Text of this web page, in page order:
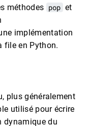
méthodes pop et
implémentation
file en Python.
plus généralement
utilisé pour écrire
dynamique du